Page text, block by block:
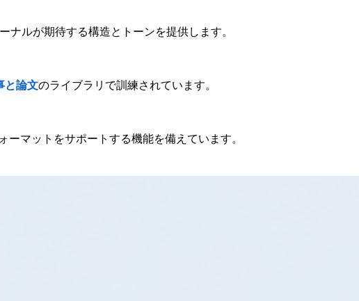
ルが期待する構造とトーンを提供します。
と論文のライブラリで訓練されています。
ーマットをサポートする機能を備えています。